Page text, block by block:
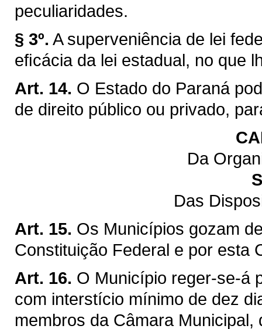
peculiaridades.
§ 3º. A superveniência de lei
eﬁcácia da lei estadual, no que
Art. 14. O Estado do Paraná
de direito público ou privado,
Da
Das
Art. 15. Os Municípios gozam
Constituição Federal e por esta
Art. 16. O Município reger-se-á
com interstício mínimo de dez
membros da Câmara